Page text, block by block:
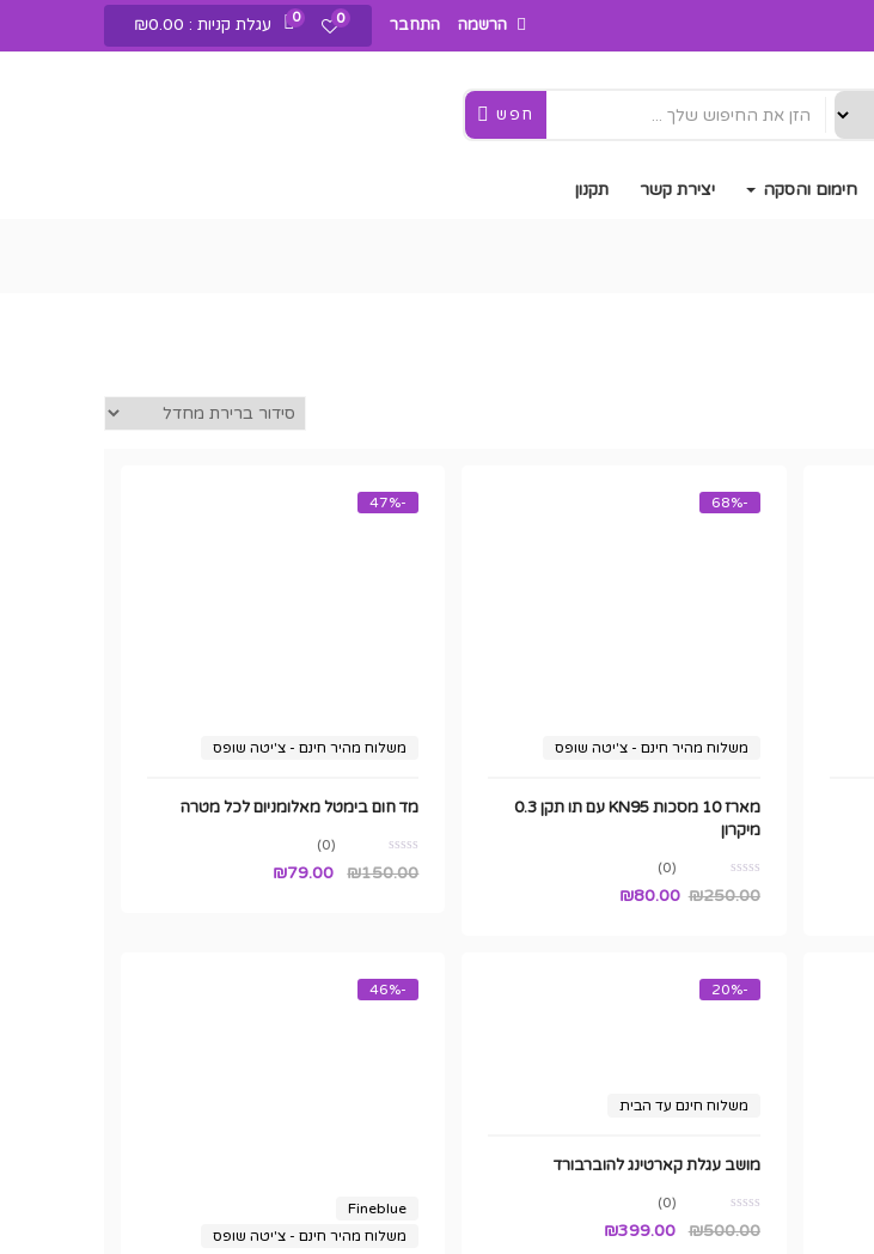
עגלת קניות : ₪0.00 0 0 הרשמה התחבר
חפש
חימום והסקה יצירת קשר תקנון
-68%
משלוח מהיר חינם - צ'יטה שופס
מארז 10 מסכות KN95 עם תו תקן 0.3
מיקרון
(0)
₪250.00
₪80.00
-47%
משלוח מהיר חינם - צ'יטה שופס
מד חום בימטל מאלומניום לכל מטרה
(0)
₪150.00
המחיר₪79.00
המחיר
-20%
משלוח חינם עד הבית
מושב עגלת קארטינג להוברבורד
(0)
₪500.00
המחיר ₪399.00
-46%
Fineblue
משלוח מהיר חינם - צ'יטה שופס